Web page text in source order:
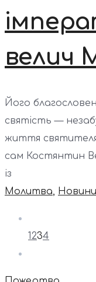
велич
Його
святість —
життя
сам Костянтин
із
Молитва, Новини
1234